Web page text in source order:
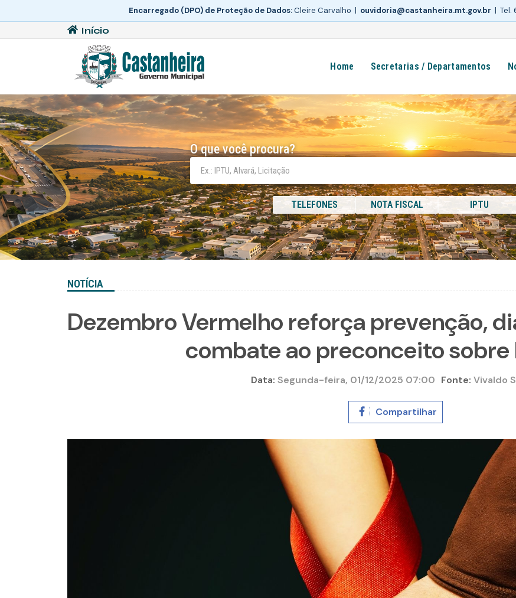
Encarregado (DPO) de Proteção de Dados:Cleire Carvalho | ouvidoria@castanheira.mt.gov.br | Tel.
Início
Home Secretarias / Departamentos
O que você procura?
TELEFONES NOTA FISCAL IPTU
NOTÍCIA
Dezembro Vermelho reforça prevenção,
combate ao preconceito sobre
Data: Segunda-feira, 01/12/2025 07:00 Fonte: Vivaldo
Compartilhar